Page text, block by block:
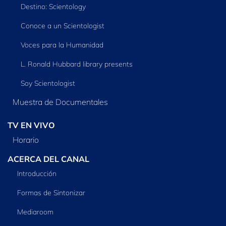
Destino: Scientology
Conoce a un Scientologist
Voces para la Humanidad
L. Ronald Hubbard library presents
Soy Scientologist
Muestra de Documentales
TV EN VIVO
Horario
ACERCA DEL CANAL
Introducción
Formas de Sintonizar
Mediaroom